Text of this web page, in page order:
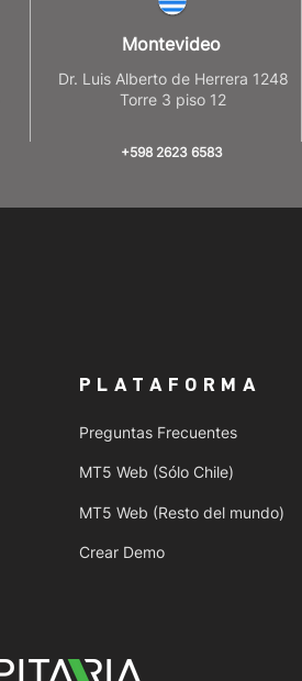
Montevideo
Dr. Luis Alberto de Herrera 1248
Torre 3 piso 12
+598 2623 6583
PLATAFORMA
Preguntas Frecuentes
MT5 Web (Sólo Chile)
MT5 Web (Resto del mundo)
Crear Demo